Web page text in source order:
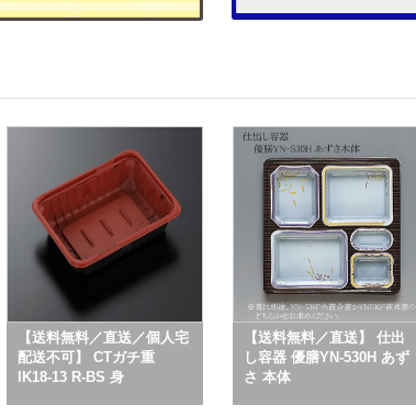
【送料無料／直送／個人宅
配送不可】 CTガチ重
IK18-13 R-BS 身
【送料無料／直送】 仕出
し容器 優膳YN-530H あず
さ 本体